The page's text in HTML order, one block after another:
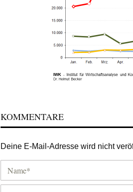
KOMMENTARE
Deine E-Mail-Adresse wird nicht